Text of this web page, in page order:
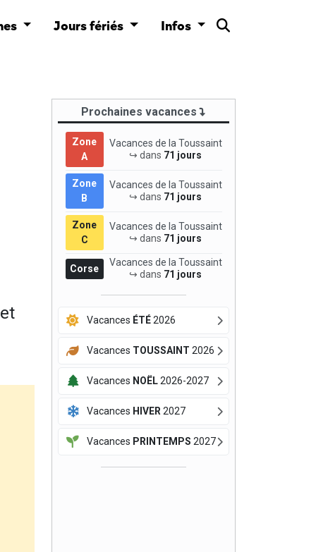
Jours fériés Infos
Prochaines vacances
Zone
A
Vacances de la Toussaint
↪ dans 71 jours
Zone
B
Vacances de la Toussaint
↪ dans 71 jours
Zone
C
Vacances de la Toussaint
↪ dans 71 jours
Corse
Vacances de la Toussaint
↪ dans 71 jours
Vacances ÉTÉ2026
Vacances TOUSSAINT 2026
Vacances NOËL2026-2027
Vacances HIVER 2027
Vacances PRINTEMPS 2027